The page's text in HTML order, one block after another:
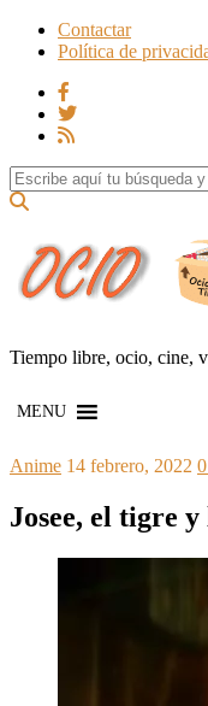
Contactar
Política de
Search for:
Tiempo libre, ocio, cine,
MENU
Anime 14 febrero, 2022 0
Josee, el tigre y